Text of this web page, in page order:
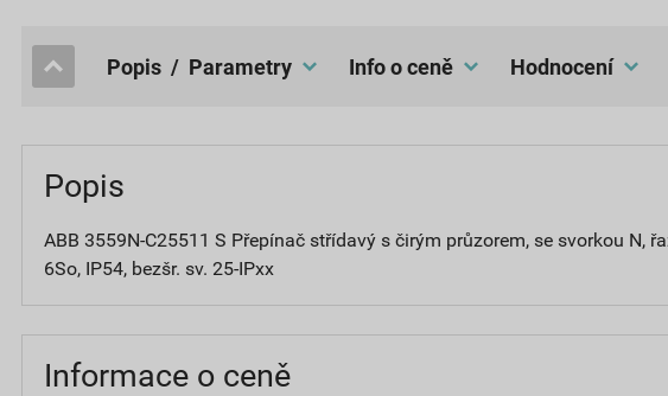
popis / Parametry Info o ceně hodnocení
Popis
ABB 3559N-C25511 S Přepínač střídavý s čirým průzorem, se svorkou N,
6So, IP54, bezšr. sv. 25-IPxx
Informace o ceně